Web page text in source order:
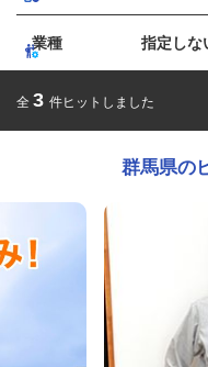
業種 指定しな
全 3 件ヒットしました
群馬県の